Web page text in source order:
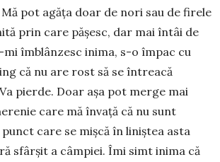
pot agăța doar de nori sau de firele
prin care pășesc, dar mai întâi de
îmblânzesc inima, s-o împac cu
că nu are rost să se întreacă
pierde. Doar așa pot merge mai
care mă învață că nu sunt
care se mișcă în liniștea asta
sfârșit a câmpiei. Îmi simt inima că